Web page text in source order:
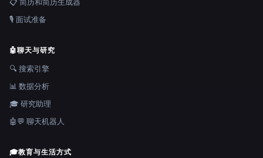
📋 简历和简历生成器
🎙️ 面试准备
🤖聊天与研究
🔍 搜索引擎
📊 数据分析
🎓 研究助理
🤖💬 聊天机器人
🎓教育与生活方式